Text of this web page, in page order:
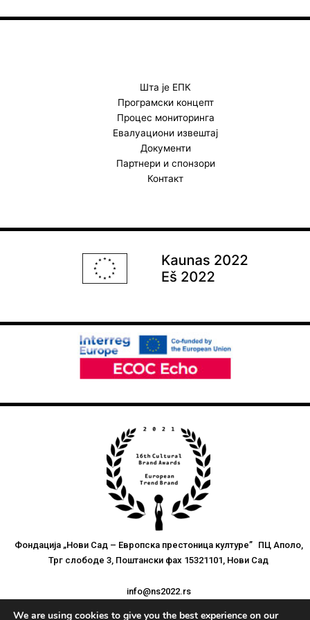
e
t
a
m
t
Шта је ЕПК
Програмски концепт
Процес мониторинга
Евалуациони извештај
Документи
Партнери и спонзори
Контакт
Фондација „Нови Сад – Европска престоница културе” ПЦ Аполо,
Трг слободе 3, Поштански фах 15321101, Нови Сад
info@ns2022.rs
We are using cookies to give you the best experience on our